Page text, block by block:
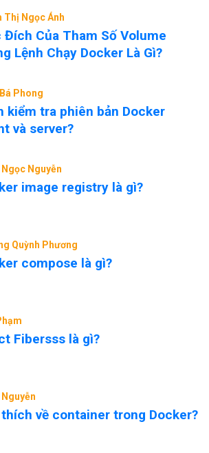
Thị Ngọc Ánh
Đích Của Tham Số Volume
Lệnh Chạy Docker Là Gì?
Phong
kiểm tra phiên bản Docker
và server?
Ngọc Nguyễn
image registry là gì?
Quỳnh Phương
compose là gì?
Fibersss là gì?
Nguyễn
thích về container trong Docker?